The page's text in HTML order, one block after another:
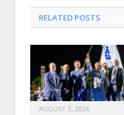
RELATED POSTS
AUGUST 3, 2026